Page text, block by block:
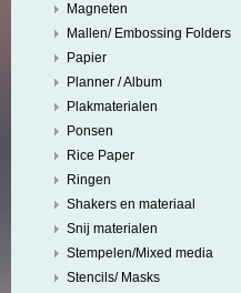
Magneten
Mallen/ Embossing Folders
Papier
Planner / Album
Plakmaterialen
Ponsen
Rice Paper
Ringen
Shakers en materiaal
Snij materialen
Stempelen/Mixed media
Stencils/ Masks